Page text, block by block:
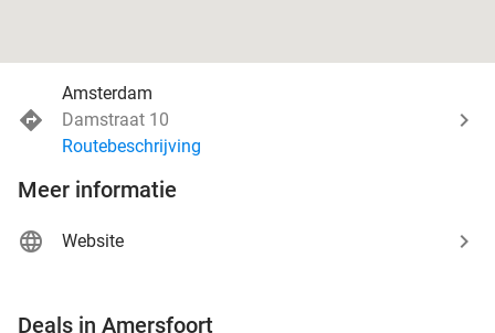
Amsterdam
Damstraat 10
Routebeschrijving
Meer informatie
Website
Deals in Amersfoort